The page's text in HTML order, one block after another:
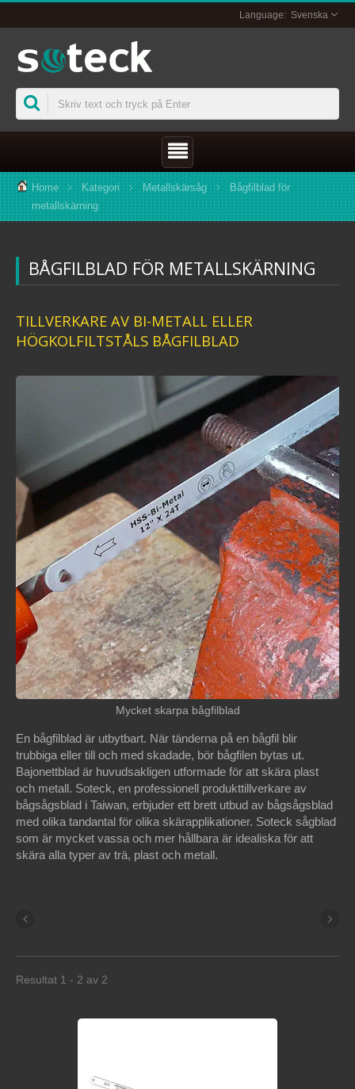
Svenska
Home Kategori Metallskärsåg
Bågfilblad för
metallskärning
BÅGFILBLAD FÖR METALLSKÄRNING
TILLVERKARE AV BI-METALL ELLER
HÖGKOLFILTSTÅLS BÅGFILBLAD
Mycket skarpa bågfilblad
En bågfilblad är utbytbart. När tänderna på en bågfil blir
trubbiga eller till och med skadade, bör bågfilen bytas ut.
Bajonettblad är huvudsakligen utformade för att skära plast
och metall. Soteck, en professionell produkttillverkare av
bågsågsblad i Taiwan, erbjuder ett brett utbud av bågsågsblad
med olika tandantal för olika skärapplikationer. Soteck sågblad
som är mycket vassa och mer hållbara är idealiska för att
skära alla typer av trä, plast och metall.
Resultat 1 - 2 av 2